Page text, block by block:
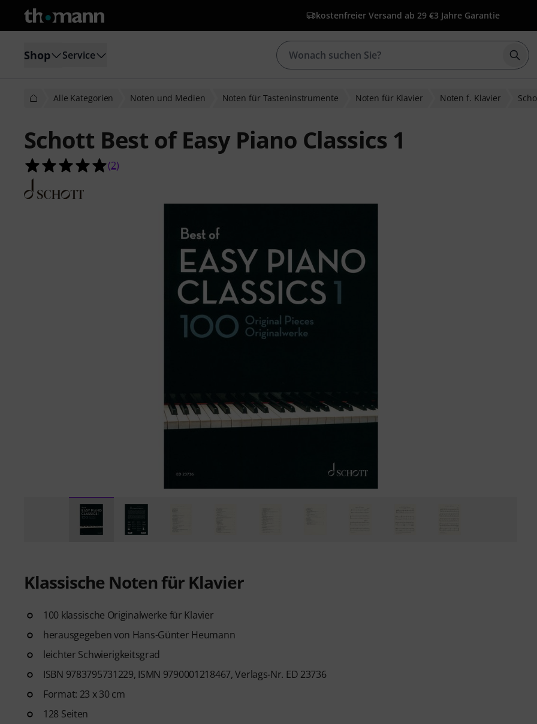
kostenfreier Versand ab 29 €3 Jahre Garantie
Shop Service
Alle Kategorien Noten und Medien Noten für Tasteninstrumente Noten für Klavier Noten f. Klavier
Schott Best of Easy Piano Classics 1
5.0 von 5 Sternen aus 2 Kundenbewertungen
(2)
Klassische Noten für Klavier
100 klassische Originalwerke für Klavier
herausgegeben von Hans-Günter Heumann
leichter Schwierigkeitsgrad
ISBN 9783795731229, ISMN 9790001218467, Verlags-Nr. ED 23736
Format: 23 x 30 cm
128 Seiten